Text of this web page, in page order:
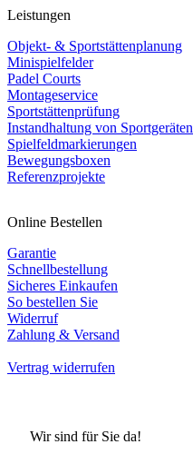
Leistungen
Objekt- & Sportstättenplanung
Minispielfelder
Padel Courts
Montageservice
Sportstättenprüfung
Instandhaltung von Sportgeräten
Spielfeldmarkierungen
Bewegungsboxen
Referenzprojekte
Online Bestellen
Garantie
Schnellbestellung
Sicheres Einkaufen
So bestellen Sie
Widerruf
Zahlung & Versand
Vertrag widerrufen
Wir sind für Sie da!